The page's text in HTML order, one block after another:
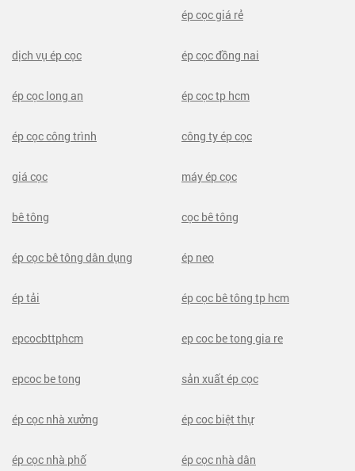
ép cọc giá rẻ
dịch vụ ép cọc ép cọc đồng nai
ép cọc long an ép cọc tp hcm
ép cọc công trình công ty ép cọc
giá cọc máy ép cọc
bê tông cọc bê tông
ép cọc bê tông dân dụng ép neo
ép tải ép cọc bê tông tp hcm
epcocbttphcm ep coc be tong gia re
epcoc be tong sản xuất ép cọc
ép cọc nhà xưởng ép coc biệt thự
ép cọc nhà phố ép cọc nhà dân